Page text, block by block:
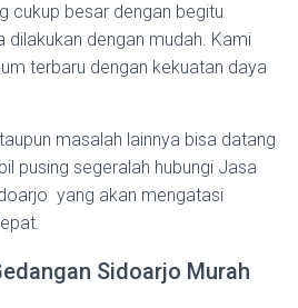
cukup besar dengan begitu
dengan mudah. Kami
terbaru dengan kekuatan daya
masalah lainnya bisa datang
pusing segeralah hubungi Jasa
yang akan mengatasi
Sidoarjo Murah